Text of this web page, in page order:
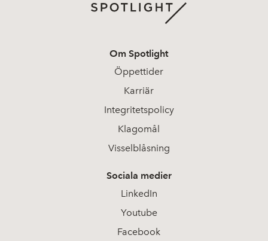
Om Spotlight
Öppettider
Karriär
Integritetspolicy
Klagomål
Visselblåsning
Sociala medier
LinkedIn
Youtube
Facebook